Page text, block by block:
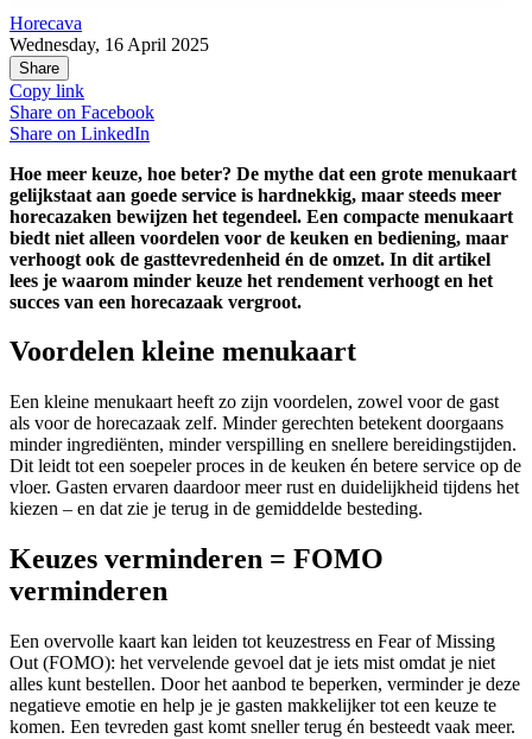
Horecava
Wednesday, 16 April 2025
Share
Copy link
Share on Facebook
Share on LinkedIn
Hoe meer keuze, hoe beter? De mythe dat een grote menukaart
gelijkstaat aan goede service is hardnekkig, maar steeds meer
horecazaken bewijzen het tegendeel. Een compacte menukaart
biedt niet alleen voordelen voor de keuken en bediening, maar
verhoogt ook de gasttevredenheid én de omzet. In dit artikel
lees je waarom minder keuze het rendement verhoogt en het
succes van een horecazaak vergroot.
Voordelen kleine menukaart
Een kleine menukaart heeft zo zijn voordelen, zowel voor de gast
als voor de horecazaak zelf. Minder gerechten betekent doorgaans
minder ingrediënten, minder verspilling en snellere bereidingstijden.
Dit leidt tot een soepeler proces in de keuken én betere service op de
vloer. Gasten ervaren daardoor meer rust en duidelijkheid tijdens het
kiezen – en dat zie je terug in de gemiddelde besteding.
Keuzes verminderen = FOMO
verminderen
Een overvolle kaart kan leiden tot keuzestress en Fear of Missing
Out (FOMO): het vervelende gevoel dat je iets mist omdat je niet
alles kunt bestellen. Door het aanbod te beperken, verminder je deze
negatieve emotie en help je je gasten makkelijker tot een keuze te
komen. Een tevreden gast komt sneller terug én besteedt vaak meer.